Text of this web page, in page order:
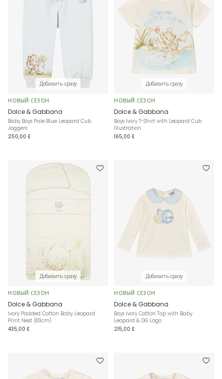
Добавить сразу
НОВЫЙ СЕЗОН
Dolce & Gabbana
Baby Boys Pale Blue Leopard Cub
Joggers
250,00 £
Добавить сразу
НОВЫЙ СЕЗОН
Dolce & Gabbana
Boys Ivory T-Shirt with Leopard Cub
Illustration
165,00 £
Добавить сразу
НОВЫЙ СЕЗОН
Dolce & Gabbana
Ivory Padded Cotton Baby Leopard
Print Nest (83cm)
435,00 £
Добавить сразу
НОВЫЙ СЕЗОН
Dolce & Gabbana
Boys Ivory Cotton Top with Baby
Leopard & DG Logo
215,00 £